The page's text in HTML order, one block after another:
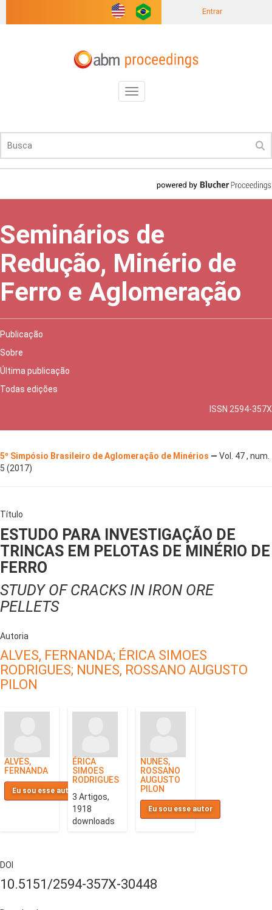
Entrar
Toggle
navigation
Seminários de
Redução, Minério de
Ferro e Aglomeração
Publicação
Sobre
Última publicação
Todas edições
ISSN 2594-357X
5º Simpósio Brasileiro de Aglomeração de Minérios — Vol. 47 , num.
5 (2017)
Título
ESTUDO PARA INVESTIGAÇÃO DE
TRINCAS EM PELOTAS DE MINÉRIO DE
FERRO
STUDY OF CRACKS IN IRON ORE
PELLETS
Autoria
ALVES, FERNANDA; ÉRICA SIMOES
RODRIGUES; NUNES, ROSSANO AUGUSTO
PILON
ALVES,
FERNANDA
Eu sou esse autor
ÉRICA
SIMOES
RODRIGUES
3 Artigos,
1918
downloads
NUNES,
ROSSANO
AUGUSTO
PILON
Eu sou esse autor
DOI
10.5151/2594-357X-30448